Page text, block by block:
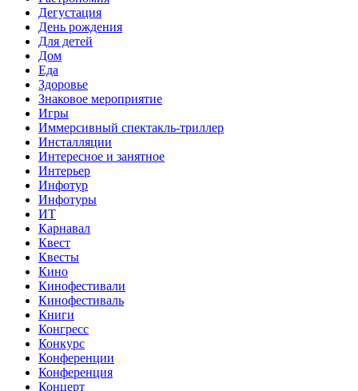
Дегустация
День рождения
Для детей
Дом
Еда
Здоровье
Знаковое мероприятие
Игры
Иммерсивный спектакль-триллер
Инсталляции
Интересное и занятное
Интерьер
Инфотур
Инфотуры
ИТ
Карнавал
Квест
Квесты
Кино
Кинофестивали
Кинофестиваль
Книги
Конгресс
Конкурс
Конференции
Конференция
Концерт